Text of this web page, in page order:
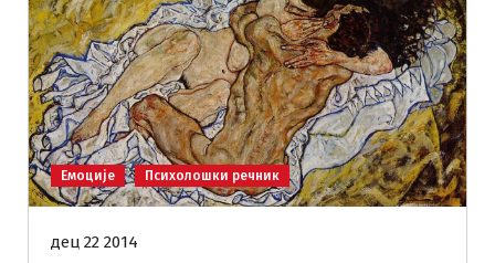
Емоције Психолошки речник
дец 22 2014